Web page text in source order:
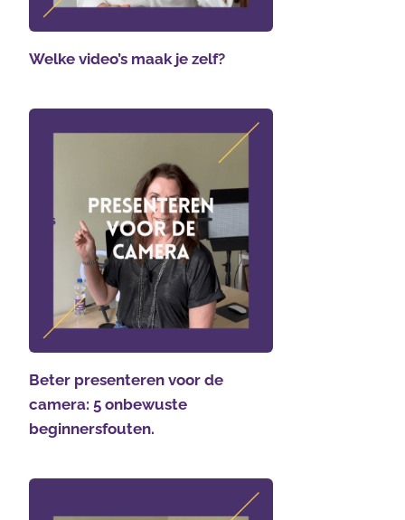
Welke video’s maak je zelf?
Beter presenteren voor de
camera: 5 onbewuste
beginnersfouten.